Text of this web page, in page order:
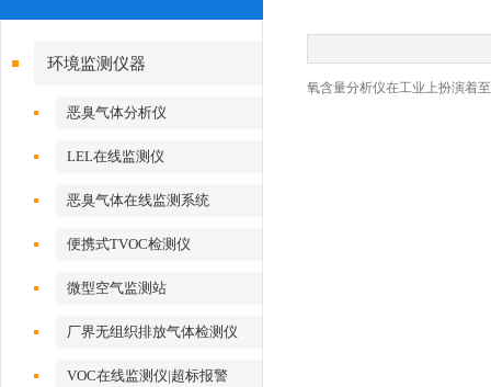
环境监测仪器
恶臭气体分析仪
LEL在线监测仪
恶臭气体在线监测系统
便携式TVOC检测仪
微型空气监测站
厂界无组织排放气体检测仪
VOC在线监测仪|超标报警
氧含量分析仪在工业上扮演着